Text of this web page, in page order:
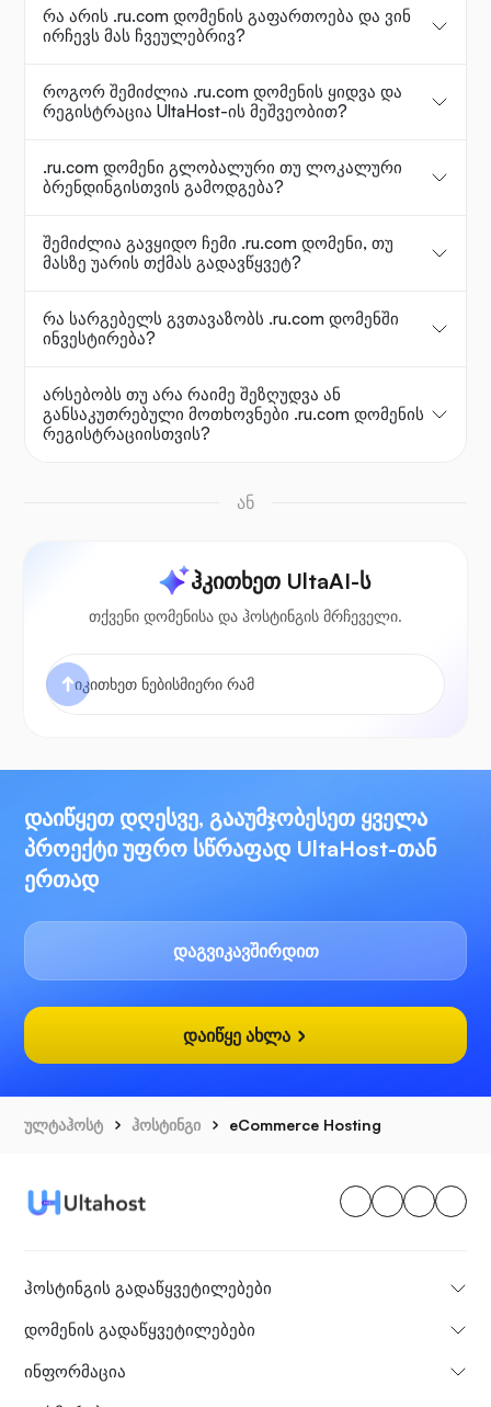
რა არის .ru.com დომენის გაფართოება და ვინ
ირჩევს მას ჩვეულებრივ?
როგორ შემიძლია .ru.com დომენის ყიდვა და
რეგისტრაცია UltaHost-ის მეშვეობით?
.ru.com დომენი გლობალური თუ ლოკალური
ბრენდინგისთვის გამოდგება?
შემიძლია გავყიდო ჩემი .ru.com დომენი, თუ
მასზე უარის თქმას გადავწყვეტ?
რა სარგებელს გვთავაზობს .ru.com დომენში
ინვესტირება?
არსებობს თუ არა რაიმე შეზღუდვა ან
განსაკუთრებული მოთხოვნები .ru.com დომენის
რეგისტრაციისთვის?
ან
ჰკითხეთ UltaAI-ს
თქვენი დომენისა და ჰოსტინგის მრჩეველი.
დაიწყეთ დღესვე, გააუმჯობესეთ ყველა
პროექტი უფრო სწრაფად UltaHost-თან
ერთად
დაგვიკავშირდით
დაიწყე ახლა
ულტაჰოსტ ჰოსტინგი eCommerce Hosting
ჰოსტინგის გადაწყვეტილებები
დომენის გადაწყვეტილებები
ინფორმაცია